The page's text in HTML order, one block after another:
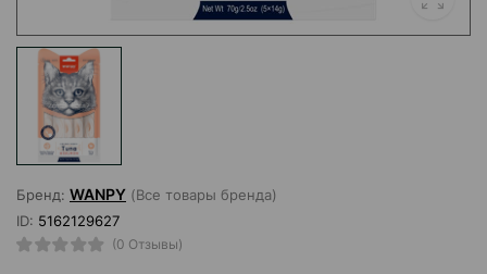
Бренд: WANPY (Все товары бренда)
ID: 5162129627
(0 Отзывы)